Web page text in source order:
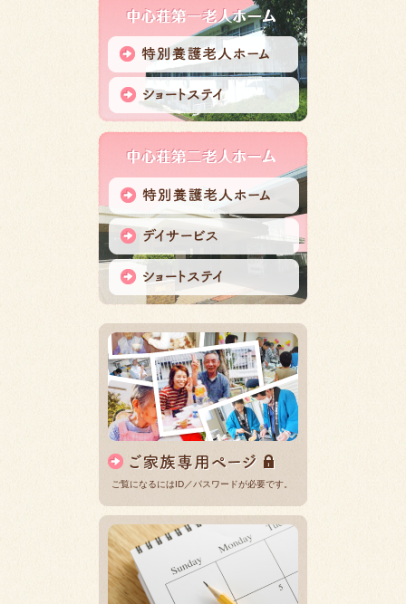
ご覧になるにはID／パスワードが必要です。